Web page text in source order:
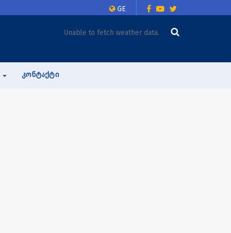
GE
Unable to fetch weather data.
ᲙᲝᲜᲢᲐᲥᲢᲘ